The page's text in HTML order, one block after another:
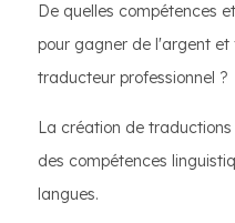
De quelles compétences
pour gagner de l'argent
traducteur professionnel ?
La création de
des compétences
langues.